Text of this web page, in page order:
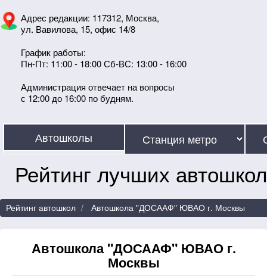
Адрес редакции: 117312, Москва,
ул. Вавилова, 15, офис 14/8
График работы:
Пн-Пт: 11:00 - 18:00 Сб-ВС: 13:00 - 16:00
Администрация отвечает на вопросы
с 12:00 до 16:00 по будням.
Автошколы
Рейтинг лучших
Рейтинг автошкол Автошкола "ДОСААФ" ЮВАО г. Москвы
Автошкола "ДОСААФ" ЮВАО г.
Москвы